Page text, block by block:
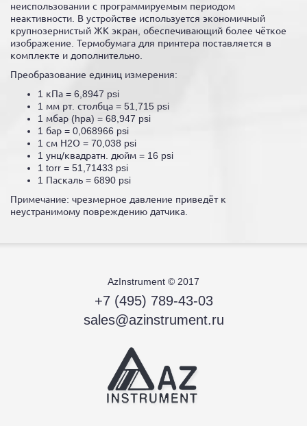
неиспользовании с программируемым периодом
неактивности. В устройстве используется экономичный
крупнозернистый ЖК экран, обеспечивающий более чёткое
изображение. Термобумага для принтера поставляется в
комплекте и дополнительно.
Преобразование единиц измерения:
1 кПа = 6,8947 psi
1 мм рт. столбца = 51,715 psi
1 мбар (hpa) = 68,947 psi
1 бар = 0,068966 psi
1 см Н2О = 70,038 psi
1 унц/квадратн. дюйм = 16 psi
1 torr = 51,71433 psi
1 Паскаль = 6890 psi
Примечание: чрезмерное давление приведёт к
неустранимому повреждению датчика.
AzInstrument © 2017
+7 (495) 789-43-03
sales@azinstrument.ru